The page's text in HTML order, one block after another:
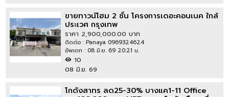
ขายทาวน์โฮม 2 ชั้น โครงการเดอะคอนเนค ใกล้
ประเวศ กรุงเทพ
ราคา 2,900,000.00 บาท
ติดต่อ : Panaya 0969324624
อัพเดท : 08 มิ.ย. 69 20:21 น.
10
08 มิ.ย. 69
โกดังสาทร ลด25-30% บางแค1-11 Office